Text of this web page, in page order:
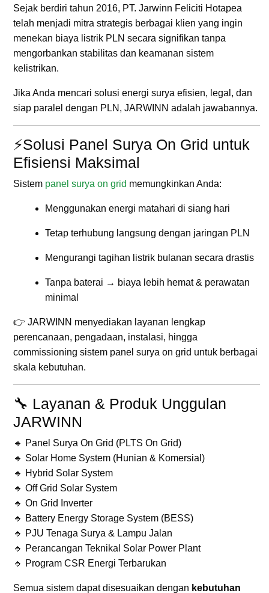
Sejak berdiri tahun 2016, PT. Jarwinn Feliciti Hotapea
telah menjadi mitra strategis berbagai klien yang ingin
menekan biaya listrik PLN secara signifikan tanpa
mengorbankan stabilitas dan keamanan sistem
kelistrikan.
Jika Anda mencari solusi energi surya efisien, legal, dan
siap paralel dengan PLN, JARWINN adalah jawabannya.
⚡Solusi Panel Surya On Grid untuk
Efisiensi Maksimal
Sistem panel surya on grid memungkinkan Anda:
Menggunakan energi matahari di siang hari
Tetap terhubung langsung dengan jaringan PLN
Mengurangi tagihan listrik bulanan secara drastis
Tanpa baterai → biaya lebih hemat & perawatan
minimal
👉 JARWINN menyediakan layanan lengkap
perencanaan, pengadaan, instalasi, hingga
commissioning sistem panel surya on grid untuk berbagai
skala kebutuhan.
🔧 Layanan & Produk Unggulan
JARWINN
🔹 Panel Surya On Grid (PLTS On Grid)
🔹 Solar Home System (Hunian & Komersial)
🔹 Hybrid Solar System
🔹 Off Grid Solar System
🔹 On Grid Inverter
🔹 Battery Energy Storage System (BESS)
🔹 PJU Tenaga Surya & Lampu Jalan
🔹 Perancangan Teknikal Solar Power Plant
🔹 Program CSR Energi Terbarukan
Semua sistem dapat disesuaikan dengan kebutuhan